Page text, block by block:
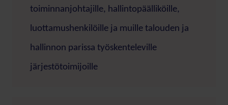
toiminnanjohtajille, hallintopäälliköille,
luottamushenkilöille ja muille talouden ja
hallinnon parissa työskenteleville
järjestötoimijoille